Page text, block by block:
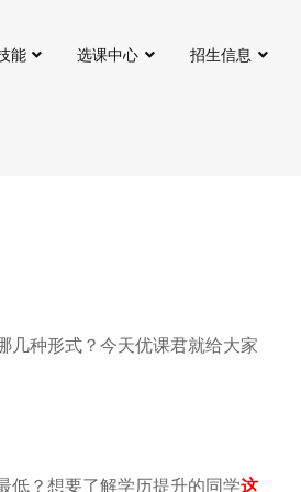
能 选课中心 招生信息
几种形式？今天优课君就给大家
低？想要了解学历提升的同学这